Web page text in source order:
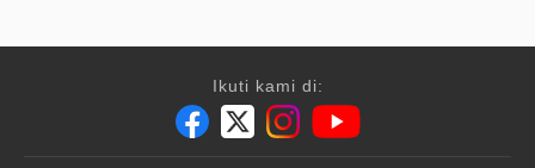
Ikuti kami di: